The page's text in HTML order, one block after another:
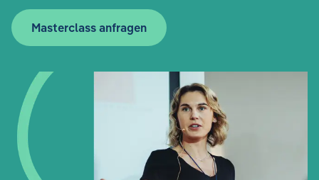
Masterclass anfragen